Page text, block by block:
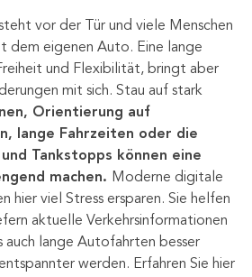
vor der Tür und viele Menschen
dem eigenen Auto. Eine lange
und Flexibilität, bringt aber
mit sich. Stau auf stark
Orientierung auf
lange Fahrzeiten oder die
und Tankstopps können eine
machen. Moderne digitale
hier viel Stress ersparen. Sie helfen
aktuelle Verkehrsinformationen
auch lange Autofahrten besser
werden. Erfahren Sie hier